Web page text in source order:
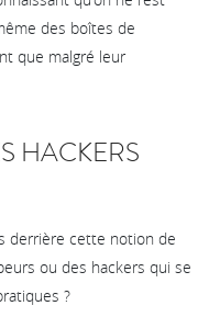
des boîtes de
que malgré leur
HACKERS
derrière cette notion de
ou des hackers qui se
?